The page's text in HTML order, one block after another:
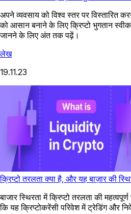
अपने व्यवसाय को विश्व स्तर पर विस्तारित
को आसान बनाने के लिए क्रिप्टो भुगतान
जानने के लिए अंत तक पढ़ें।
लेख
19.11.23
क्रिप्टो तरलता क्या है, और यह बाज़ार की
बाजार स्थिरता में क्रिप्टो तरलता की
कि यह क्रिप्टोकरेंसी परिवेश में ट्रेडिंग और